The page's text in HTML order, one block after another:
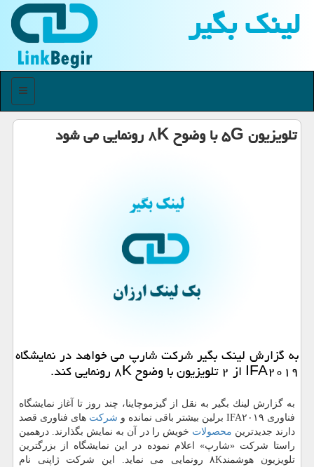
لینك بگیر
منو
تلویزیون ۵G با وضوح ۸K رونمایی می شود
به گزارش لینك بگیر شركت شارپ می خواهد در نمایشگاه
IFA۲۰۱۹ از ۲ تلویزیون با وضوح ۸K رونمایی كند.
به گزارش لینك بگیر به نقل از گیزموچاینا، چند روز تا آغاز نمایشگاه
فناوری IFA۲۰۱۹ برلین بیشتر باقی نمانده و
شركت های فناوری قصد
دارند جدیدترین محصولات خویش را در آن به نمایش بگذارند. درهمین
راستا شركت «شارپ» اعلام نموده در این نمایشگاه از بزرگترین
تلویزیون هوشمند۸K رونمایی می نماید. این شركت ژاپنی نام